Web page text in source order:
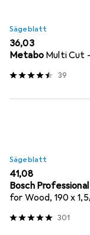
Sägeblatt
EUR
36,03
Metabo Multi Cut
39
Sägeblatt
EUR
41,08
Bosch
for Wood, 190 x
301